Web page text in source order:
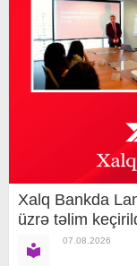
Xalq Bankda
üzrə təlim
07.08.2026